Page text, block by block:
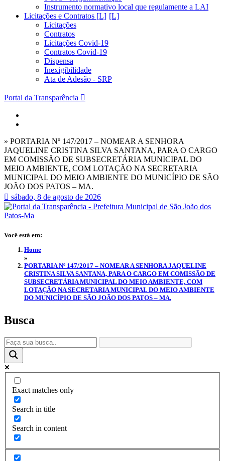
Instrumento normativo local que regulamente a LAI
Licitações e Contratos [L]
Licitações
Contratos
Licitações Covid-19
Contratos Covid-19
Dispensa
Inexigibilidade
Ata de Adesão - SRP
Portal da Transparência
» PORTARIA Nº 147/2017 – NOMEAR A SENHORA
JAQUELINE CRISTINA SILVA SANTANA, PARA O CARGO
EM COMISSÃO DE SUBSECRETÁRIA MUNICIPAL DO
MEIO AMBIENTE, COM LOTAÇÃO NA SECRETARIA
MUNICIPAL DO MEIO AMBIENTE DO MUNICÍPIO DE SÃO
JOÃO DOS PATOS – MA.
sábado, 8 de agosto de 2026
Você está em:
Home
»
PORTARIA Nº 147/2017 – NOMEAR A SENHORA JAQUELINE
CRISTINA SILVA SANTANA, PARA O CARGO EM COMISSÃO DE
SUBSECRETÁRIA MUNICIPAL DO MEIO AMBIENTE, COM
LOTAÇÃO NA SECRETARIA MUNICIPAL DO MEIO AMBIENTE
DO MUNICÍPIO DE SÃO JOÃO DOS PATOS – MA.
Busca
Exact matches only
Search in title
Search in content